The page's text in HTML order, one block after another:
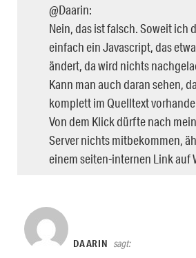
@Daarin:
Nein, das ist falsch. Soweit ich
einfach ein Javascript, das
ändert, da wird nichts
Kann man auch daran sehen,
komplett im Quelltext
Von dem Klick dürfte nach
Server nichts mitbekommen,
einem seiten-internen Link auf
DAARIN sagt: